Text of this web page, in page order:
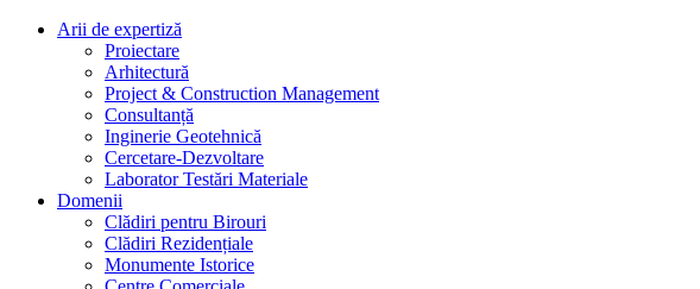
Arii de expertiză
Proiectare
Arhitectură
Project & Construction Management
Consultanță
Inginerie Geotehnică
Cercetare-Dezvoltare
Laborator Testări Materiale
Domenii
Clădiri pentru Birouri
Clădiri Rezidențiale
Monumente Istorice